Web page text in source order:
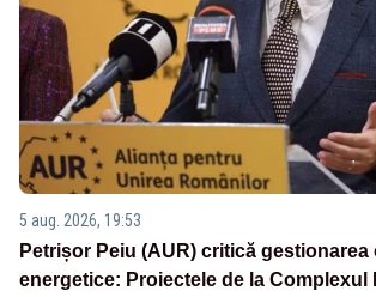
5 aug. 2026, 19:53
Petrișor Peiu (AUR) critică gestionarea
energetice: Proiectele de la Complexul